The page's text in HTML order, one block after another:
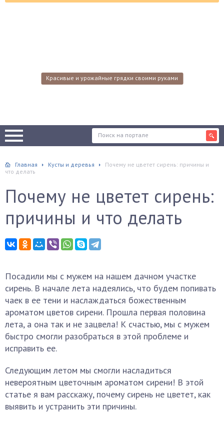
Красивые и урожайные грядки своими руками
Главная Кусты и деревья
Почему не цветет сирень: причины и
что делать
Почему не цветет сирень:
причины и что делать
Посадили мы с мужем на нашем дачном участке
сирень. В начале лета надеялись, что будем попивать
чаек в ее тени и наслаждаться божественным
ароматом цветов сирени. Прошла первая половина
лета, а она так и не зацвела! К счастью, мы с мужем
быстро смогли разобраться в этой проблеме и
исправить ее.
Следующим летом мы смогли насладиться
невероятным цветочным ароматом сирени! В этой
статье я вам расскажу, почему сирень не цветет, как
выявить и устранить эти причины.